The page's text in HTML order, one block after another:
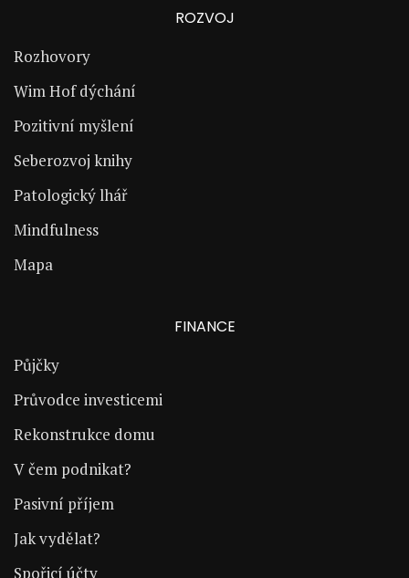
ROZVOJ
Rozhovory
Wim Hof dýchání
Pozitivní myšlení
Seberozvoj knihy
Patologický lhář
Mindfulness
Mapa
FINANCE
Půjčky
Průvodce investicemi
Rekonstrukce domu
V čem podnikat?
Pasivní příjem
Jak vydělat?
Spořicí účty